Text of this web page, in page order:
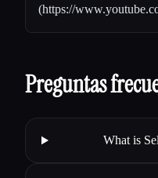
(https://
Preguntas
What is